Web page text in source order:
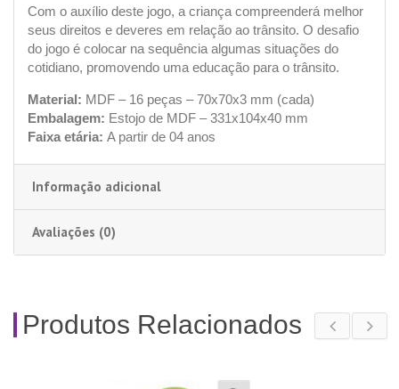
Com o auxílio deste jogo, a criança compreenderá melhor
seus direitos e deveres em relação ao trânsito. O desafio
do jogo é colocar na sequência algumas situações do
cotidiano, promovendo uma educação para o trânsito.
Material: MDF – 16 peças – 70x70x3 mm (cada)
Embalagem: Estojo de MDF – 331x104x40 mm
Faixa etária: A partir de 04 anos
Informação adicional
Avaliações (0)
Produtos Relacionados